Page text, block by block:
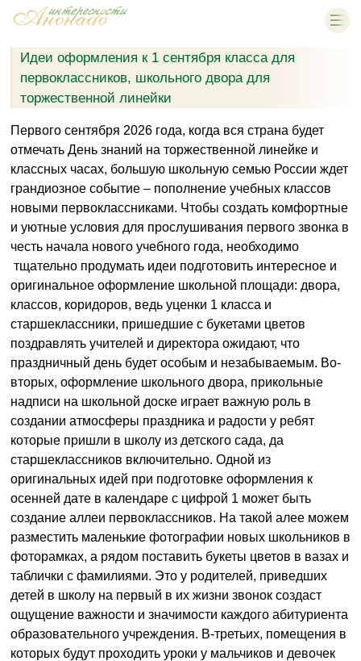
Идеи оформления к 1 сентября класса для
первоклассников, школьного двора для
торжественной линейки
Первого сентября 2026 года, когда вся страна будет
отмечать День знаний на торжественной линейке и
классных часах, большую школьную семью России ждет
грандиозное событие – пополнение учебных классов
новыми первоклассниками. Чтобы создать комфортные
и уютные условия для прослушивания первого звонка в
честь начала нового учебного года, необходимо
тщательно продумать идеи подготовить интересное и
оригинальное оформление школьной площади: двора,
классов, коридоров, ведь уценки 1 класса и
старшеклассники, пришедшие с букетами цветов
поздравлять учителей и директора ожидают, что
праздничный день будет особым и незабываемым. Во-
вторых, оформление школьного двора, прикольные
надписи на школьной доске играет важную роль в
создании атмосферы праздника и радости у ребят
которые пришли в школу из детского сада, да
старшеклассников включительно. Одной из
оригинальных идей при подготовке оформления к
осенней дате в календаре с цифрой 1 может быть
создание аллеи первоклассников. На такой алее можем
разместить маленькие фотографии новых школьников в
фоторамках, а рядом поставить букеты цветов в вазах и
таблички с фамилиями. Это у родителей, приведших
детей в школу на первый в их жизни звонок создаст
ощущение важности и значимости каждого абитуриента
образовательного учреждения. В-третьих, помещения в
которых будут проходить уроки у мальчиков и девочек